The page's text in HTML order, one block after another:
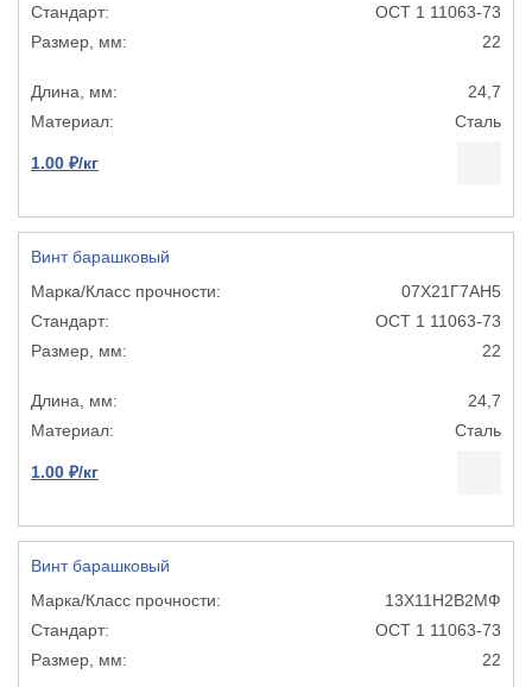
ОСТ 1 11063-73
22
24,7
Сталь
1.00 ₽/кг
Винт барашковый
07Х21Г7АН5
ОСТ 1 11063-73
22
24,7
Сталь
1.00 ₽/кг
Винт барашковый
13Х11Н2В2МФ
ОСТ 1 11063-73
22